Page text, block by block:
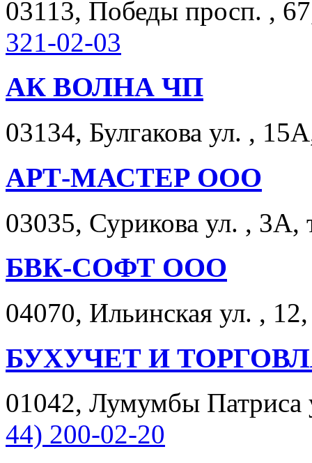
03113, Победы просп. ,
321-02-03
АК ВОЛНА ЧП
03134, Булгакова ул. ,
АРТ-МАСТЕР ООО
03035, Сурикова ул. , 3А,
БВК-СОФТ ООО
04070, Ильинская ул. ,
БУХУЧЕТ И
01042, Лумумбы
44) 200-02-20